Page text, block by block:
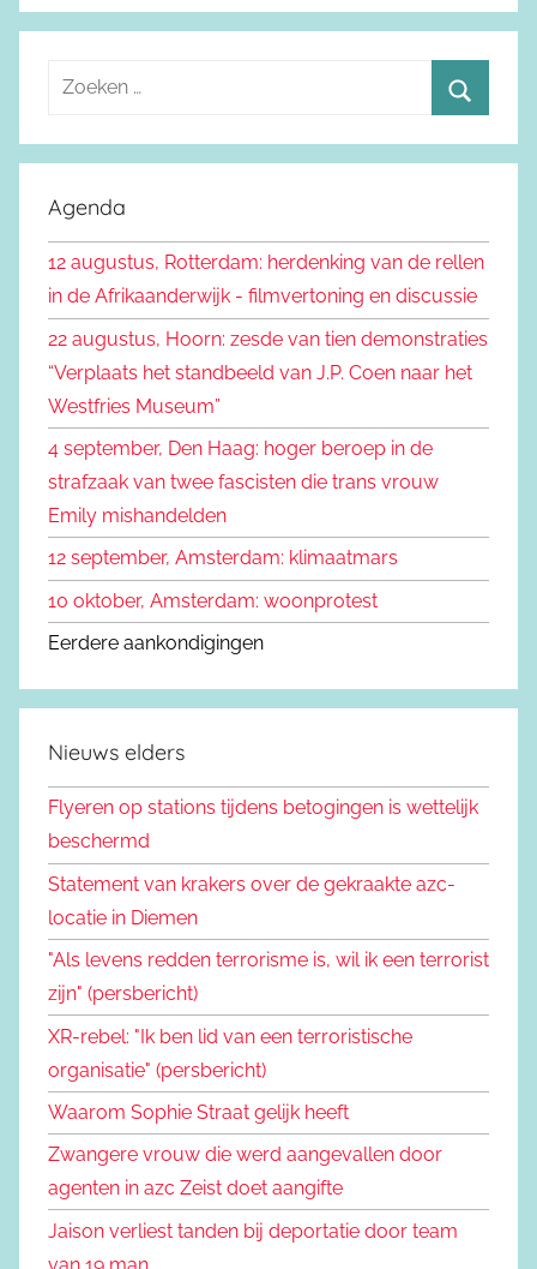
e
e
n
a
:
o
e
n
Agenda
12 augustus, Rotterdam: herdenking van de rellen
in de Afrikaanderwijk - filmvertoning en discussie
22 augustus, Hoorn: zesde van tien demonstraties
“Verplaats het standbeeld van J.P. Coen naar het
Westfries Museum”
4 september, Den Haag: hoger beroep in de
strafzaak van twee fascisten die trans vrouw
Emily mishandelden
12 september, Amsterdam: klimaatmars
10 oktober, Amsterdam: woonprotest
Eerdere aankondigingen
Nieuws elders
Flyeren op stations tijdens betogingen is wettelijk
beschermd
Statement van krakers over de gekraakte azc-
locatie in Diemen
"Als levens redden terrorisme is, wil ik een terrorist
zijn" (persbericht)
XR-rebel: "Ik ben lid van een terroristische
organisatie" (persbericht)
Waarom Sophie Straat gelijk heeft
Zwangere vrouw die werd aangevallen door
agenten in azc Zeist doet aangifte
Jaison verliest tanden bij deportatie door team
van 19 man